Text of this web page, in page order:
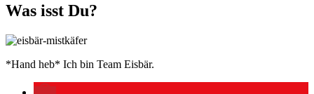
Was isst Du?
*Hand heb* Ich bin Team Eisbär.